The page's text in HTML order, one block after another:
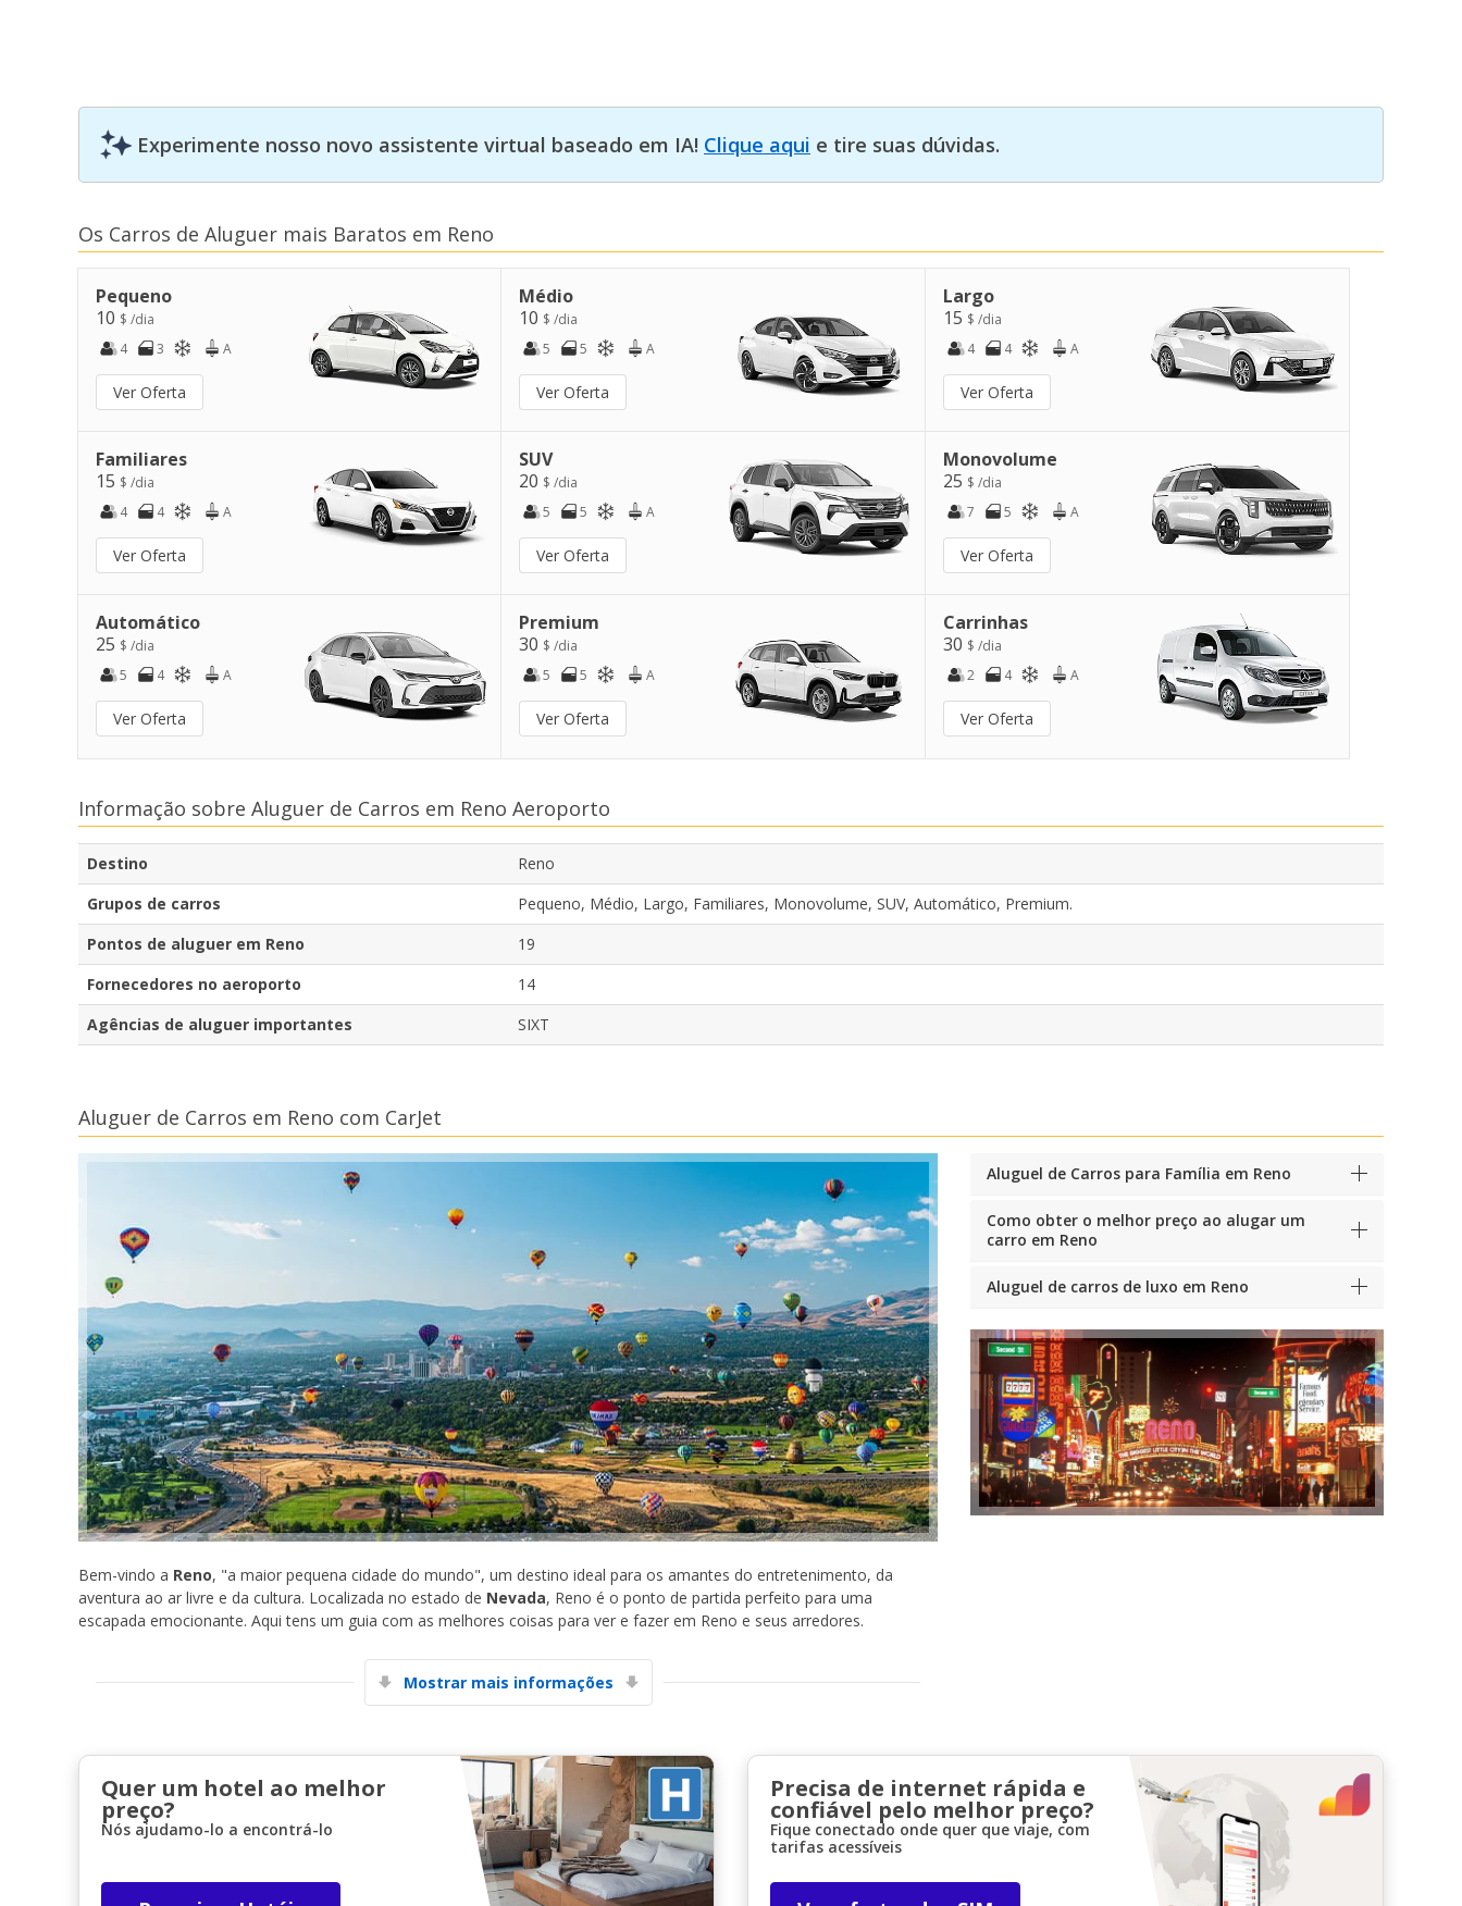
Descontos especiais
Aceda a ofertas exclusivas dos nossos
fornecedores
Iniciar sessão com eLink
Experimente nosso novo assistente virtual baseado em IA! Clique aqui e tire suas dúvidas.
Os Carros de Aluguer mais Baratos em Reno
Pequeno
10 $ /dia
4
3 A
Ver Oferta
Médio
10 $ /dia
5
5 A
Ver Oferta
Largo
15 $ /dia
4
4 A
Ver Oferta
Familiares
15 $ /dia
4
4 A
Ver Oferta
SUV
20 $ /dia
5
5 A
Ver Oferta
Monovolume
25 $ /dia
7
5 A
Ver Oferta
Automático
25 $ /dia
5
4 A
Ver Oferta
Premium
30 $ /dia
5
5 A
Ver Oferta
Carrinhas
30 $ /dia
2
4 A
Ver Oferta
Informação sobre Aluguer de Carros em Reno Aeroporto
Destino
Reno
Grupos de carros
Pequeno, Médio, Largo, Familiares, Monovolume, SUV, Automático, Premium.
Pontos de aluguer em Reno
19
Fornecedores no aeroporto
14
Agências de aluguer importantes
SIXT
Aluguer de Carros em Reno com CarJet
Bem-vindo a Reno, "a maior pequena cidade do mundo", um destino ideal para os amantes do entretenimento, da
aventura ao ar livre e da cultura. Localizada no estado de Nevada, Reno é o ponto de partida perfeito para uma
escapada emocionante. Aqui tens um guia com as melhores coisas para ver e fazer em Reno e seus arredores.
Mostrar mais informações
Aluguel de Carros para Família em Reno
Como obter o melhor preço ao alugar um
carro em Reno
Aluguel de carros de luxo em Reno
Quer um hotel ao melhor
preço?
Nós ajudamo-lo a encontrá-lo
Precisa de internet rápida e
confiável pelo melhor preço?
Fique conectado onde quer que viaje, com
tarifas acessíveis